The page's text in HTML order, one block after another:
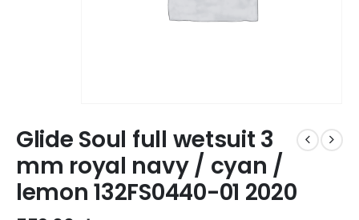
Glide Soul full wetsuit 3
mm royal navy / cyan /
lemon 132FS0440-01 2020